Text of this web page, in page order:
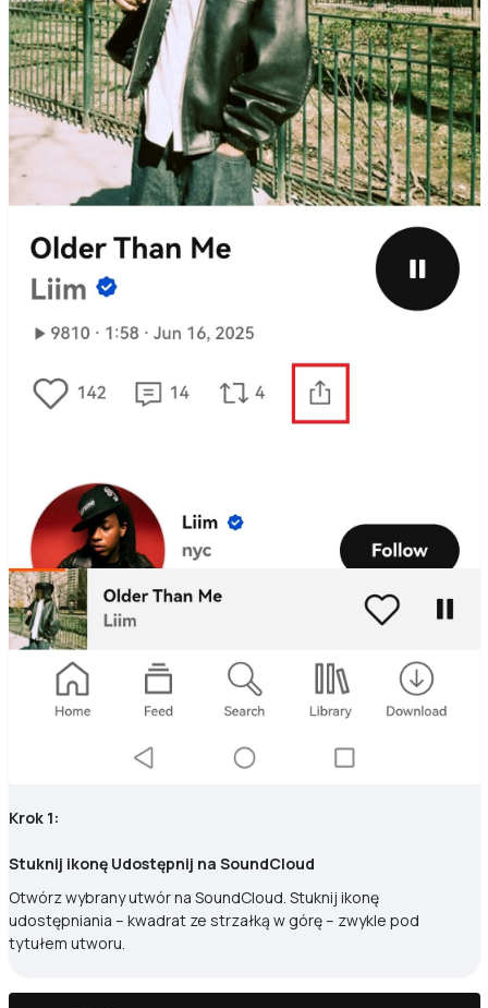
Krok 1:
Stuknij ikonę Udostępnij na SoundCloud
Otwórz wybrany utwór na SoundCloud. Stuknij ikonę
udostępniania – kwadrat ze strzałką w górę – zwykle pod
tytułem utworu.